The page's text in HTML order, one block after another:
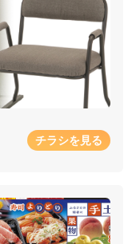
チラシを見る